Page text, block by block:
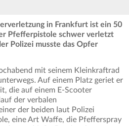
in Frankfurt ist ein 50
Pfefferpistole schwer verletzt
Polizei musste das Opfer
mit seinem Kleinkraftrad
Auf einem Platz geriet er
die auf einem E-Scooter
der verbalen
der beiden laut Polizei
eine Art Waffe, die Pfefferspray